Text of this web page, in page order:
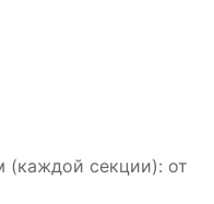
(каждой секции): от